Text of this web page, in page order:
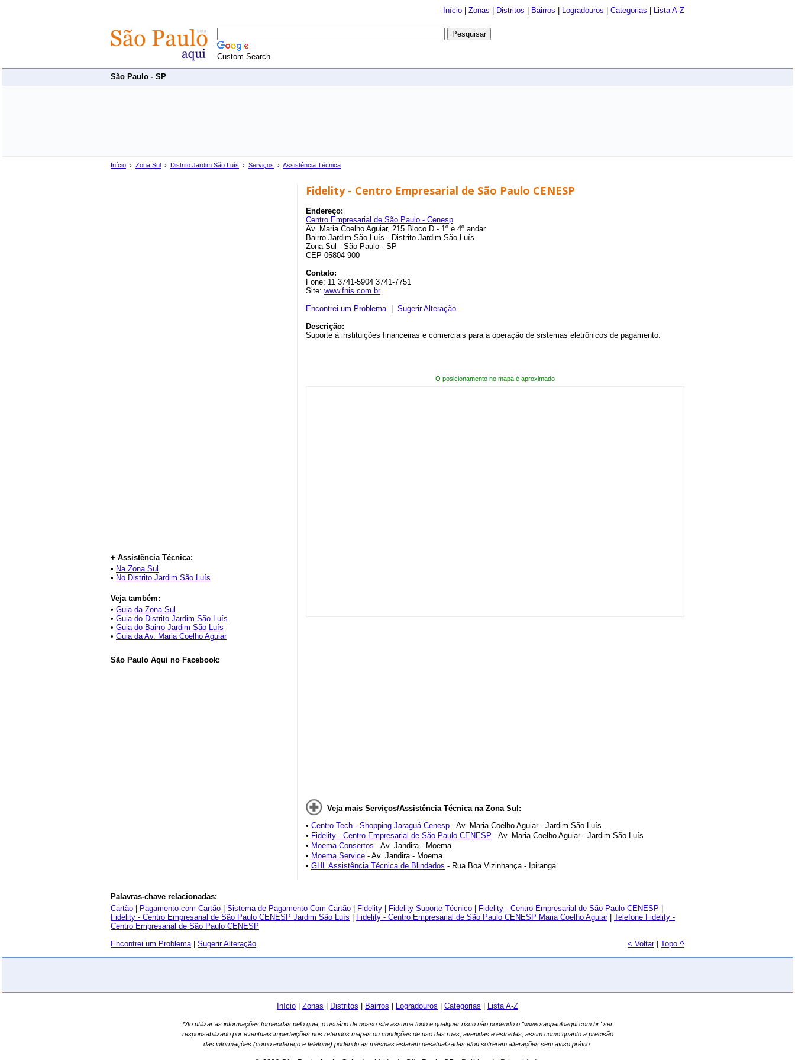
Início Zonas Distritos Bairros Logradouros Categorias Lista A-Z
Custom Search
São Paulo - SP
Início › Zona Sul › Distrito Jardim São Luís › Serviços › Assistência Técnica
+ Assistência Técnica:
• Na Zona Sul
• No Distrito Jardim São Luís
Veja também:
• Guia da Zona Sul
• Guia do Distrito Jardim São Luís
• Guia do Bairro Jardim São Luís
• Guia da Av. Maria Coelho Aguiar
São Paulo Aqui no Facebook:
Fidelity - Centro Empresarial de São Paulo CENESP
Endereço:
Centro Empresarial de São Paulo - Cenesp
Av. Maria Coelho Aguiar, 215 Bloco D - 1º e 4º andar
Bairro Jardim São Luís - Distrito Jardim São Luís
Zona Sul - São Paulo - SP
CEP 05804-900
Contato:
Fone: 11 3741-5904 3741-7751
Site: www.fnis.com.br
Encontrei um Problema| Sugerir Alteração
Descrição:
Suporte à instituições financeiras e comerciais para a operação de sistemas eletrônicos de pagamento.
O posicionamento no mapa é aproximado
Veja mais Serviços/Assistência Técnica na Zona Sul:
• Centro Tech - Shopping Jaraguá Cenesp - Av. Maria Coelho Aguiar - Jardim São Luís
• Fidelity - Centro Empresarial de São Paulo CENESP - Av. Maria Coelho Aguiar - Jardim São Luís
• Moema Consertos - Av. Jandira - Moema
• Moema Service - Av. Jandira - Moema
• GHL Assistência Técnica de Blindados - Rua Boa Vizinhança - Ipiranga
Palavras-chave relacionadas:
Cartão
Pagamento com Cartão Sistema de Pagamento Com Cartão Fidelity Fidelity Suporte Técnico Fidelity - Centro Empresarial de São Paulo CENESP
Fidelity - Centro Empresarial de São Paulo CENESP Jardim São Luís
Fidelity - Centro Empresarial de São Paulo CENESP Maria Coelho Aguiar| Telefone Fidelity -
Centro Empresarial de São Paulo CENESP
Encontrei um Problema| Sugerir Alteração < Voltar| Topo ^
Início Zonas Distritos Bairros Logradouros Categorias Lista A-Z
*Ao utilizar as informações fornecidas pelo guia, o usuário de nosso site assume todo e qualquer risco não podendo o "www.saopauloaqui.com.br" ser
responsabilizado por eventuais imperfeições nos referidos mapas ou condições de uso das ruas, avenidas e estradas, assim como quanto a precisão
das informações (como endereço e telefone) podendo as mesmas estarem desatualizadas e/ou sofrerem alterações sem aviso prévio.